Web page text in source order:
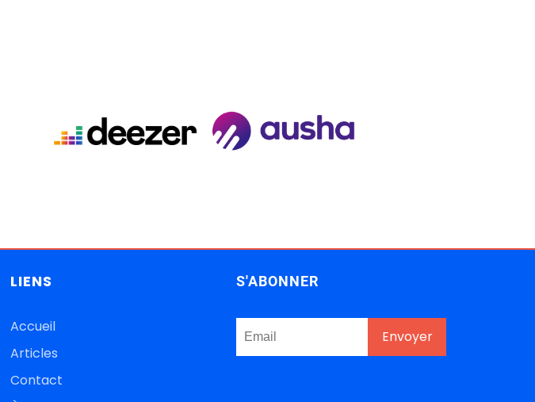
LIENS
Accueil
Articles
Contact
S'ABONNER
Envoyer